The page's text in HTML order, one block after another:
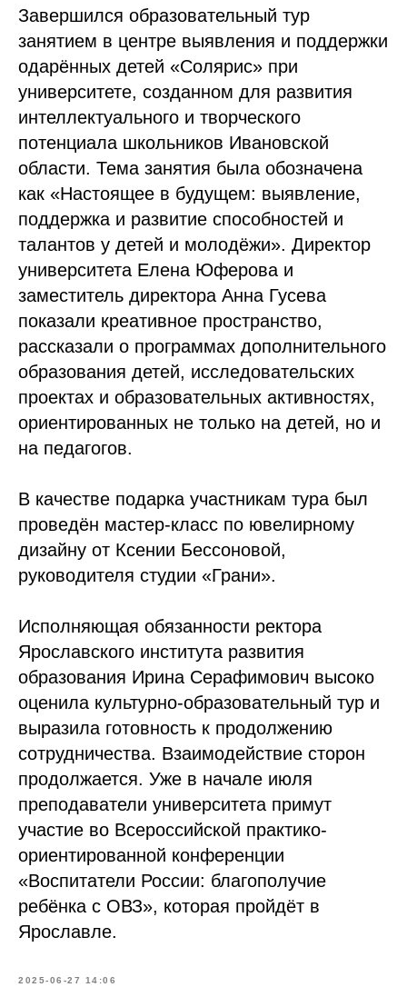
Завершился образовательный тур
занятием в центре выявления и поддержки
одарённых детей «Солярис» при
университете, созданном для развития
интеллектуального и творческого
потенциала школьников Ивановской
области. Тема занятия была обозначена
как «Настоящее в будущем: выявление,
поддержка и развитие способностей и
талантов у детей и молодёжи». Директор
университета Елена Юферова и
заместитель директора Анна Гусева
показали креативное пространство,
рассказали о программах дополнительного
образования детей, исследовательских
проектах и образовательных активностях,
ориентированных не только на детей, но и
на педагогов.
В качестве подарка участникам тура был
проведён мастер-класс по ювелирному
дизайну от Ксении Бессоновой,
руководителя студии «Грани».
Исполняющая обязанности ректора
Ярославского института развития
образования Ирина Серафимович высоко
оценила культурно-образовательный тур и
выразила готовность к продолжению
сотрудничества. Взаимодействие сторон
продолжается. Уже в начале июля
преподаватели университета примут
участие во Всероссийской практико-
ориентированной конференции
«Воспитатели России: благополучие
ребёнка с ОВЗ», которая пройдёт в
Ярославле.
2025-06-27 14:06